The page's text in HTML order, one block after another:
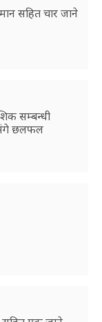
सहित चार जाने
सम्बन्धी
छलफल